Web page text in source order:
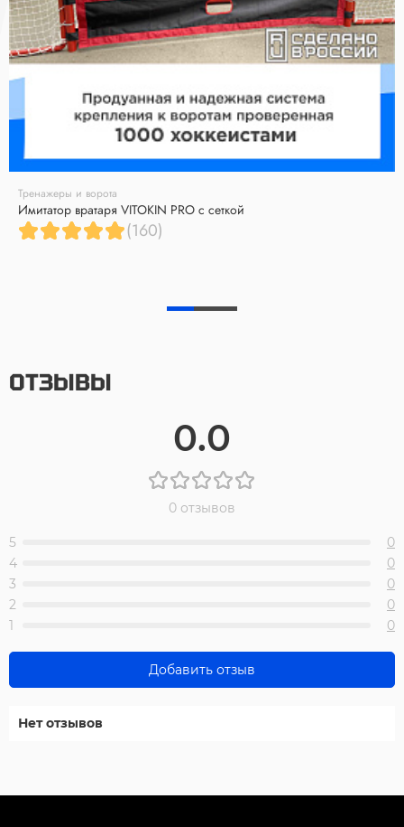
Тренажеры и ворота
Имитатор вратаря VITOKIN PRO с сеткой
(160)
ОТЗЫВЫ
0.0
0 отзывов
5
0
4
0
3
0
2
0
1
0
Добавить отзыв
Нет отзывов